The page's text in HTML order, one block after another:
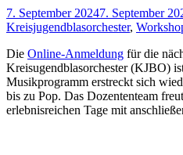
7. September 20247. September
Kreisjugendblasorchester,
Die Online-Anmeldung für die
Kreisugendblasorchester (KJBO)
Musikprogramm erstreckt sich
bis zu Pop. Das Dozententeam
erlebnisreichen Tage mit